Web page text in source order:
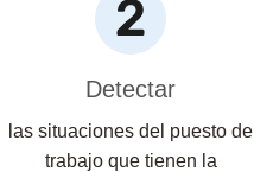
Detectar
las situaciones del puesto de
trabajo que tienen la